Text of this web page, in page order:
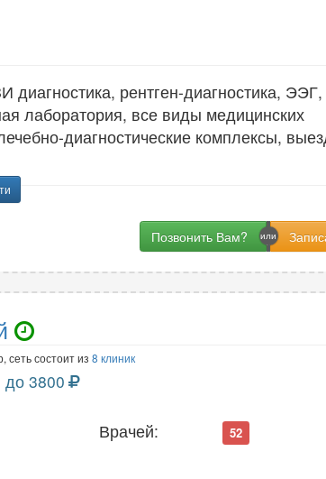
диагностика, рентген-диагностика, ЭЭГ,
лаборатория, все виды медицинских
диагностические комплексы,
Позвонить Вам?
состоит из 8 клиник
до 3800
Врачей: 52